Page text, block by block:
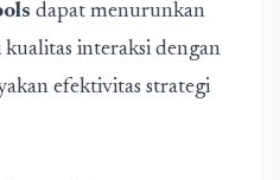
dapat menurunkan
interaksi dengan
efektivitas strategi